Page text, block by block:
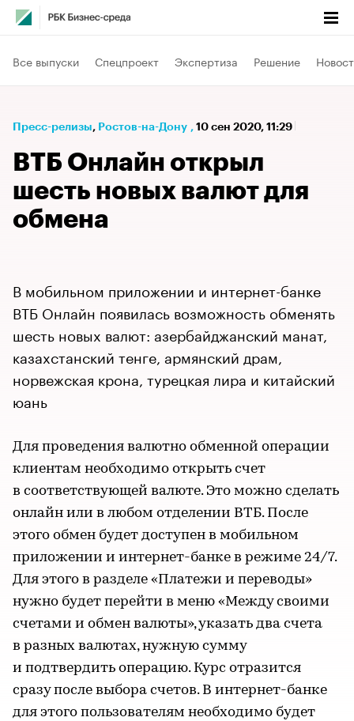
Все выпуски Спецпроект Экспертиза Решение
Пресс-релизы⁠, Ростов-на-Дону , 10 сен 2020, 11:29
ВТБ Онлайн открыл
шесть новых валют для
обмена
В мобильном приложении и интернет-банке
ВТБ Онлайн появилась возможность обменять
шесть новых валют: азербайджанский манат,
казахстанский тенге, армянский драм,
норвежская крона, турецкая лира и китайский
юань
Для проведения валютно обменной операции
клиентам необходимо открыть счет
в соответствующей валюте. Это можно сделать
онлайн или в любом отделении ВТБ. После
этого обмен будет доступен в мобильном
приложении и интернет-банке в режиме 24/7.
Для этого в разделе «Платежи и переводы»
нужно будет перейти в меню «Между своими
счетами и обмен валюты», указать два счета
в разных валютах, нужную сумму
и подтвердить операцию. Курс отразится
сразу после выбора счетов. В интернет-банке
для этого пользователям необходимо будет